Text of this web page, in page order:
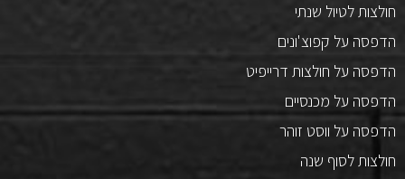
חולצות לטיול שנתי
הדפסה על קפוצ'ונים
הדפסה על חולצות דרייפיט
הדפסה על מכנסיים
הדפסה על ווסט זוהר
חולצות לסוף שנה